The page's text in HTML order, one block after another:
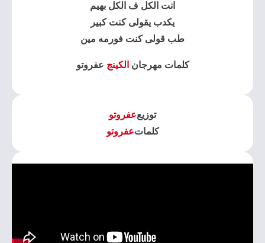
انت الكل ف الكل بهيم
يكدب يقولى كنت كبير
طب قولى كنت فورمه مين
كلمات مهرجان الكينج عفروتو
توزيععفروتو
كلماتعفروتو